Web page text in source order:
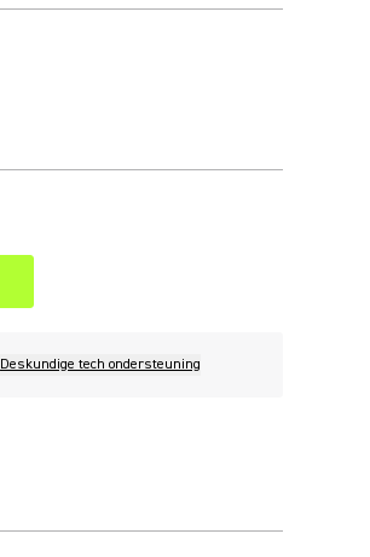
Deskundige tech ondersteuning